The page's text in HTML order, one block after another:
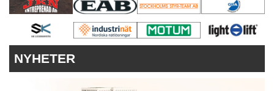
VÅRA ANDRA MAGASIN
ANNONSERA
NYHETER